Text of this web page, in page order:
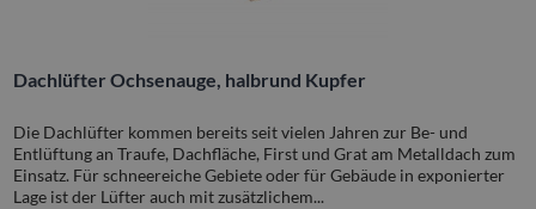
Dachlüfter Ochsenauge, halbrund Kupfer
Die Dachlüfter kommen bereits seit vielen Jahren zur Be- und
Entlüftung an Traufe, Dachfläche, First und Grat am Metalldach zum
Einsatz. Für schneereiche Gebiete oder für Gebäude in exponierter
Lage ist der Lüfter auch mit zusätzlichem...